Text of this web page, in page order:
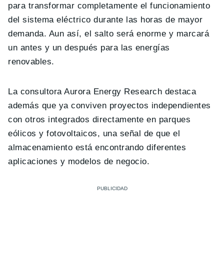
para transformar completamente el funcionamiento
del sistema eléctrico durante las horas de mayor
demanda. Aun así, el salto será enorme y marcará
un antes y un después para las energías
renovables.
La consultora Aurora Energy Research destaca
además que ya conviven proyectos independientes
con otros integrados directamente en parques
eólicos y fotovoltaicos, una señal de que el
almacenamiento está encontrando diferentes
aplicaciones y modelos de negocio.